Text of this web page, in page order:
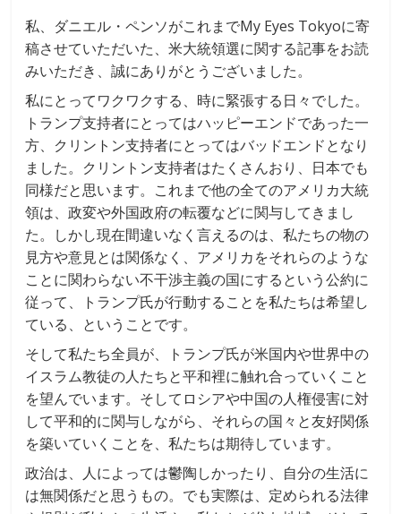
私、ダニエル・ペンソがこれまでMy Eyes Tokyoに寄
稿させていただいた、米大統領選に関する記事をお読
みいただき、誠にありがとうございました。
私にとってワクワクする、時に緊張する日々でした。
トランプ支持者にとってはハッピーエンドであった一
方、クリントン支持者にとってはバッドエンドとなり
ました。クリントン支持者はたくさんおり、日本でも
同様だと思います。これまで他の全てのアメリカ大統
領は、政変や外国政府の転覆などに関与してきまし
た。しかし現在間違いなく言えるのは、私たちの物の
見方や意見とは関係なく、アメリカをそれらのような
ことに関わらない不干渉主義の国にするという公約に
従って、トランプ氏が行動することを私たちは希望し
ている、ということです。
そして私たち全員が、トランプ氏が米国内や世界中の
イスラム教徒の人たちと平和裡に触れ合っていくこと
を望んでいます。そしてロシアや中国の人権侵害に対
して平和的に関与しながら、それらの国々と友好関係
を築いていくことを、私たちは期待しています。
政治は、人によっては鬱陶しかったり、自分の生活に
は無関係だと思うもの。でも実際は、定められる法律